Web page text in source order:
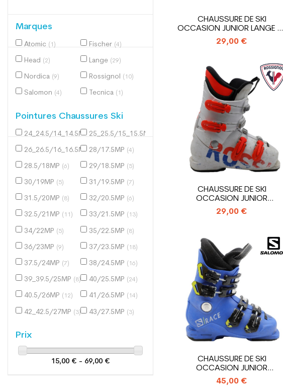
Marques
Atomic (1) Fischer (4)
Head (2) Lange (29)
Nordica (9) Rossignol (10)
Salomon (4) Tecnica (1)
Pointures Chaussures Ski
24_24.5/14_14.5MP(1)
25_25.5/15_15.5MP
26_26.5/16_16.5MP(1)
28/17.5MP (4)
28.5/18MP (6) 29/18.5MP (5)
30/19MP (5) 31/19.5MP (7)
31.5/20MP (8) 32/20.5MP (6)
32.5/21MP (11) 33/21.5MP (13)
34/22MP (5) 35/22.5MP (8)
36/23MP (9) 37/23.5MP (18)
37.5/24MP (7) 38/24.5MP (16)
39_39.5/25MP (8) 40/25.5MP (24)
40.5/26MP (12) 41/26.5MP (14)
42_42.5/27MP (3) 43/27.5MP (3)
Prix
15,00 € - 69,00 €
CHAUSSURE DE SKI
OCCASION JUNIOR LANGE RS
60 RTL_4...
29,00 €
CHAUSSURE DE SKI
OCCASION JUNIOR
ROSSIGNOL HERO J4_4...
29,00 €
CHAUSSURE DE SKI
OCCASION JUNIOR
SALOMON S RACE 60...
45,00 €